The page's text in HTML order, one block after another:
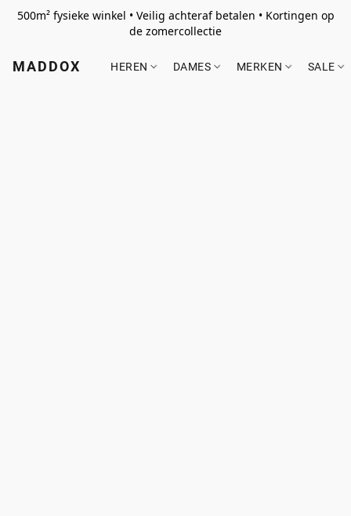
500m² fysieke winkel • Veilig achteraf betalen • Kortingen op
de zomercollectie
MADDOX HEREN DAMES MERKEN SALE